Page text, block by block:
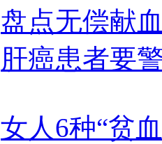
盘点无偿献
肝癌患者要
女人6种“贫